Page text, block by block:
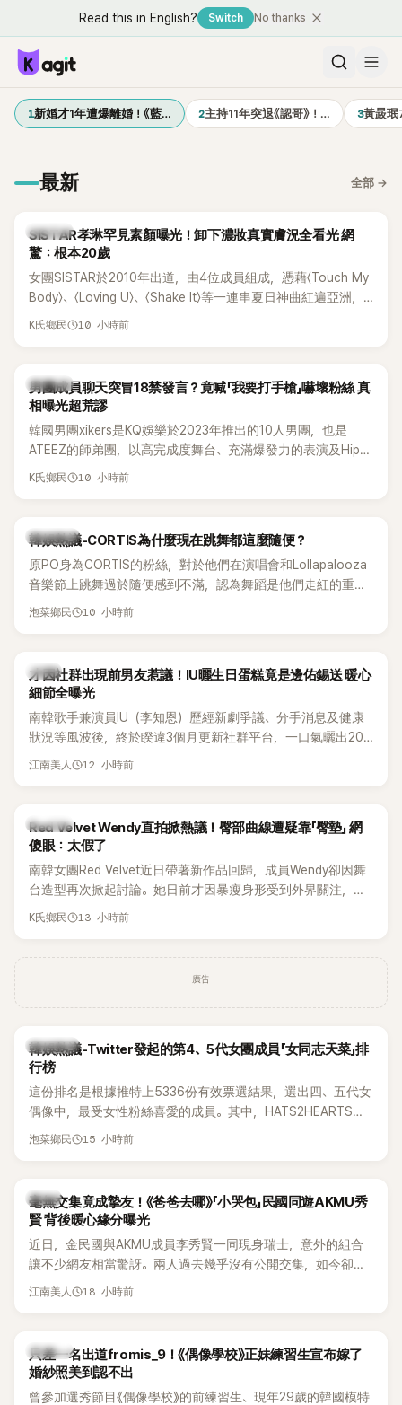
Read this in English? Switch No thanks
1新婚才1年遭爆離婚！《藍… 2主持11年突退《認哥》！… 3黃晸
最新 全部 →
K-POP
SISTAR孝琳罕見素顏曝光！卸下濃妝真實膚況全看光 網
驚：根本20歲
女團SISTAR於2010年出道，由4位成員組成，憑藉〈Touch My
Body〉、〈Loving U〉、〈Shake It〉等一連串夏日神曲紅遍亞洲，
獲封「夏日女王」。不過，團體在出道滿7年後宣布解散，成員各
不僅展現兩人多年不變的好交情，她幾乎素顏入鏡的真實模
樣，也意外掀起網友熱議。
K氏鄉民 10 小時前
K-POP
男團成員聊天突冒18禁發言？竟喊「我要打手槍」嚇壞粉絲 真
相曝光超荒謬
韓國男團xikers是KQ娛樂於2023年推出的10人男團，也是
ATEEZ的師弟團，以高完成度舞台、充滿爆發力的表演及Hip-
Hop風格聞名，出道後迅速累積大批海內外粉絲，近年也陸續
K氏鄉民 10 小時前
熱議討論
韓娛熱議-CORTIS為什麼現在跳舞都這麼隨便？
原PO身為CORTIS的粉絲，對於他們在演唱會和Lollapalooza
音樂節上跳舞過於隨便感到不滿，認為舞蹈是他們走紅的重要
原因，希望他們能更認真地表演。
泡菜鄉民 10 小時前
韓星
才因社群出現前男友惹議！IU曬生日蛋糕竟是邊佑錫送 暖心
細節全曝光
南韓歌手兼演員IU（李知恩）歷經新劇爭議、分手消息及健康
狀況等風波後，終於睽違3個月更新社群平台，一口氣曬出20
張近況照，讓大批粉絲又驚又喜。其中，一張生日蛋糕照意外
江南美人 12 小時前
K-POP
Red Velvet Wendy直拍掀熱議！臀部曲線遭疑靠「臀墊」 網
傻眼：太假了
南韓女團Red Velvet近日帶著新作品回歸，成員Wendy卻因舞
台造型再次掀起討論。她日前才因暴瘦身形受到外界關注，又
被質疑在舞台上使用臀墊，如今最新打歌舞台曝光後，再度因
K氏鄉民 13 小時前
廣告
熱議討論
韓娛熱議-Twitter發起的第4、5代女團成員「女同志天菜」排
行榜
這份排名是根據推特上5336份有效票選結果，選出四、五代女
偶像中，最受女性粉絲喜愛的成員。其中，HATS2HEARTS成
員包攬了前三名，展現了她們在女性社群中的高人氣。
泡菜鄉民 15 小時前
韓星
毫無交集竟成摯友！《爸爸去哪》「小哭包」民國同遊AKMU秀
賢 背後暖心緣分曝光
近日，金民國與AKMU成員李秀賢一同現身瑞士，意外的組合
讓不少網友相當驚訝。兩人過去幾乎沒有公開交集，如今卻一
起踏上瑞士之旅，也讓粉絲紛紛好奇：「他們到底是怎麼認識
江南美人 18 小時前
K-POP
只差一名出道fromis_9！《偶像學校》正妹練習生宣布嫁了
婚紗照美到認不出
曾參加選秀節目《偶像學校》的前練習生、現年29歲的韓國模特